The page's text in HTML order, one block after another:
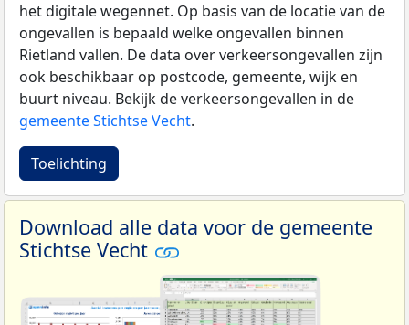
het digitale wegennet. Op basis van de locatie van de
ongevallen is bepaald welke ongevallen binnen
Rietland vallen. De data over verkeersongevallen zijn
ook beschikbaar op postcode, gemeente, wijk en
buurt niveau. Bekijk de verkeersongevallen in de
gemeente Stichtse Vecht.
Toelichting
Download alle data voor de gemeente
Stichtse Vecht